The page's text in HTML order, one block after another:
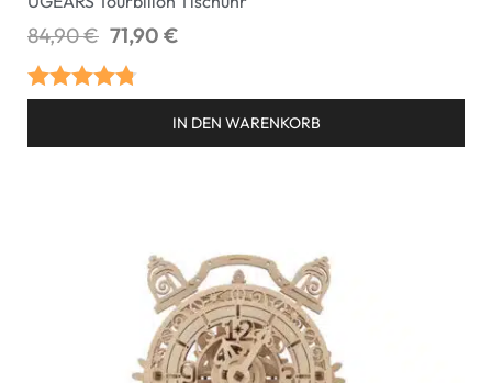
84,90€ 71,90 €
Bewertet
IN DEN WARENKORB